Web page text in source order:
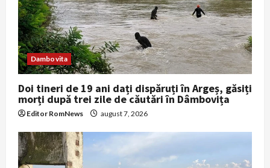
i
o
n Dambovita
Doi tineri de 19 ani dați dispăruți în Argeș, găsiți
morți după trei zile de căutări în Dâmbovița
Editor RomNews august 7, 2026